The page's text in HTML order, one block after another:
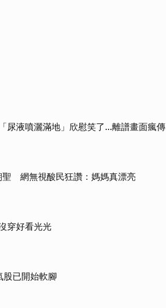
尿液噴灑滿地」欣慰笑了…離譜畫面瘋傳
聖 網無視酸民狂讚：媽媽真漂亮
穿好看光光
股已開始軟腳